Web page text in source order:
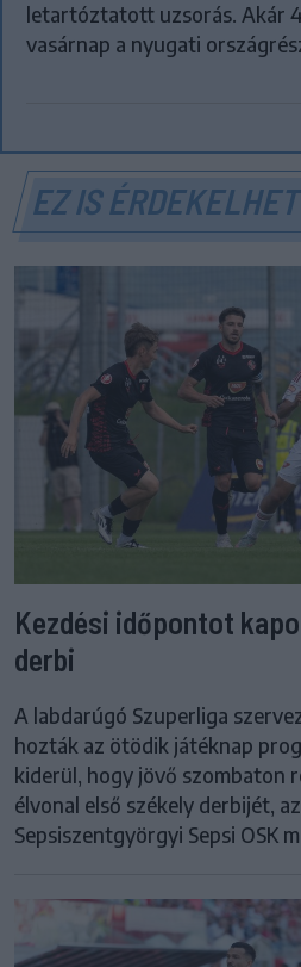
letartóztatott uzsorás. Akár
vasárnap a nyugati
EZ IS
Kezdési időpontot
derbi
A labdarúgó Szuperliga
hozták az ötödik játéknap
kiderül, hogy jövő szombaton
élvonal első székely derbijét,
Sepsiszentgyörgyi Sepsi OSK